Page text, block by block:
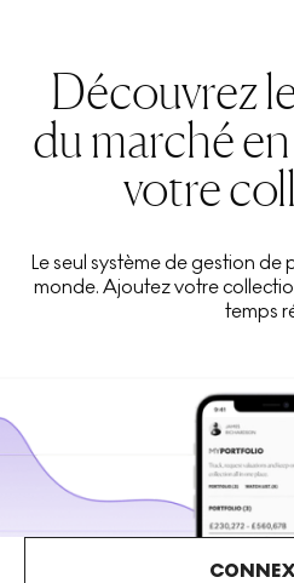
Découvrez
du marché
votre
Le seul système de gestion
monde. Ajoutez votre
temps